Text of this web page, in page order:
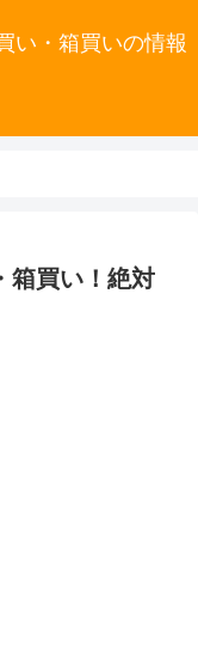
い・箱買いの情報
箱買い！絶対